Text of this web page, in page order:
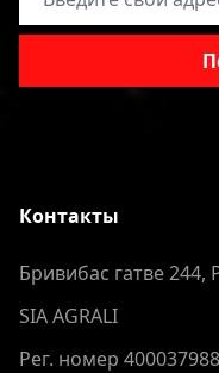
Контакты
Бривибас гатве 244,
SIA AGRALI
Рег. номер